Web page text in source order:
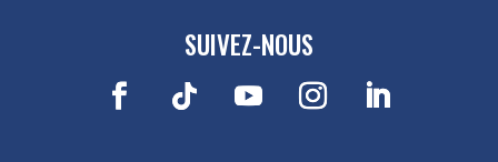
SUIVEZ-NOUS